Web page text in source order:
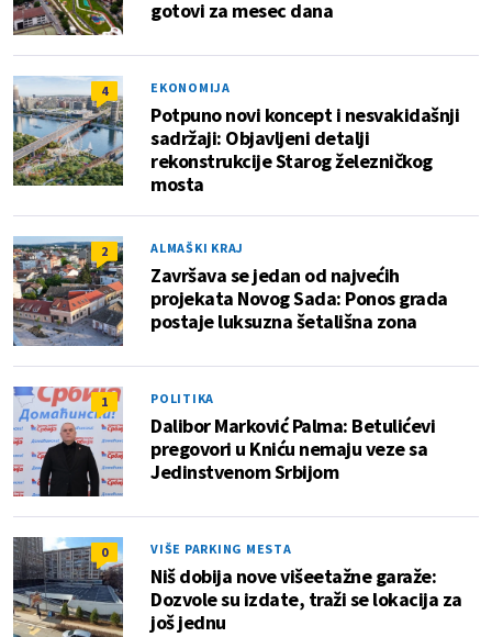
gotovi za mesec dana
4 EKONOMIJA
Potpuno novi koncept i nesvakidašnji
sadržaji: Objavljeni detalji
rekonstrukcije Starog železničkog
mosta
2 ALMAŠKI KRAJ
Završava se jedan od najvećih
projekata Novog Sada: Ponos grada
postaje luksuzna šetališna zona
1 POLITIKA
Dalibor Marković Palma: Betulićevi
pregovori u Kniću nemaju veze sa
Jedinstvenom Srbijom
0 VIŠE PARKING MESTA
Niš dobija nove višeetažne garaže:
Dozvole su izdate, traži se lokacija za
još jednu